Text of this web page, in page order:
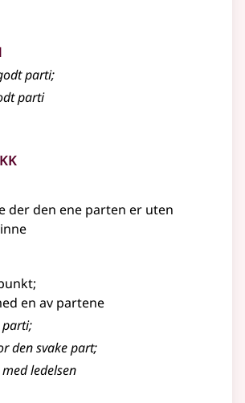
parti;
parti
der den ene parten er uten
;
en av partene
parti;
den svake part;
ledelsen